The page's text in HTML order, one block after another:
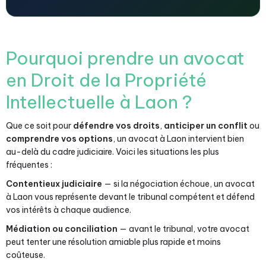
Pourquoi prendre un avocat
en Droit de la Propriété
Intellectuelle à Laon ?
Que ce soit pour défendre vos droits, anticiper un conflit ou
comprendre vos options, un avocat à Laon intervient bien
au-delà du cadre judiciaire. Voici les situations les plus
fréquentes :
Contentieux judiciaire — si la négociation échoue, un avocat
à Laon vous représente devant le tribunal compétent et défend
vos intérêts à chaque audience.
Médiation ou conciliation — avant le tribunal, votre avocat
peut tenter une résolution amiable plus rapide et moins
coûteuse.